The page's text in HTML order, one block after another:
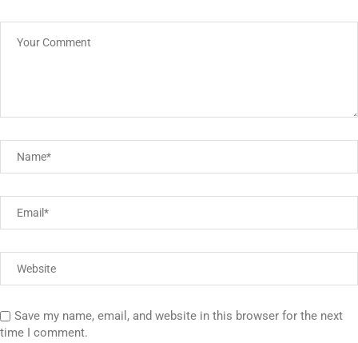
Save my name, email, and website in this browser for the next
time I comment.